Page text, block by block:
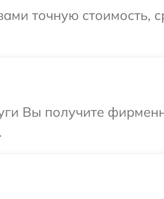
точную стоимость,
Вы получите